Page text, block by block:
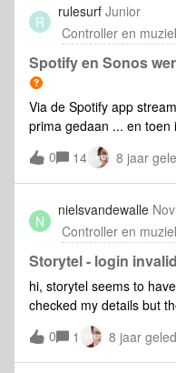
R
rulesurf Junior
Controller en
Spotify en Sonos
Via de Spotify app
prima gedaan ... en
een seconde of 10
wordt overgegaan naar
nummer. Bij het
app gebeurt hetzelfde
{NUMMER} niet
gecodeerd". Software is
afgekoppeld geweest.
alles nog zonder
nummer: 8088228
0 14 8 jaar
N
nielsvandewalle
Controller en
Storytel - login invalid
hi, storytel seems to
checked my details but
Storytel online.
but says 'login invalid'
to sonos
0 1 8 jaar